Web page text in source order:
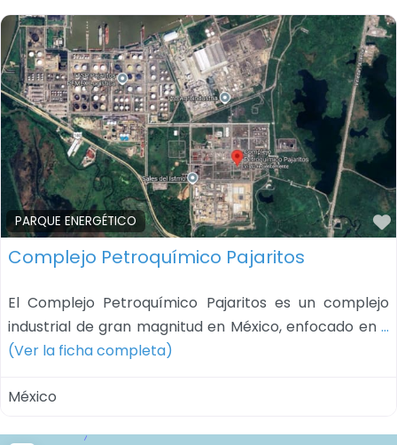
PARQUE ENERGÉTICO
Complejo Petroquímico Pajaritos
El Complejo Petroquímico Pajaritos es un complejo
industrial de gran magnitud en México, enfocado en …
(Ver la ficha completa)
México